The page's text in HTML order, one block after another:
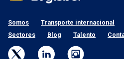
Somos Transporte internacional
Sectores
Blog Talento